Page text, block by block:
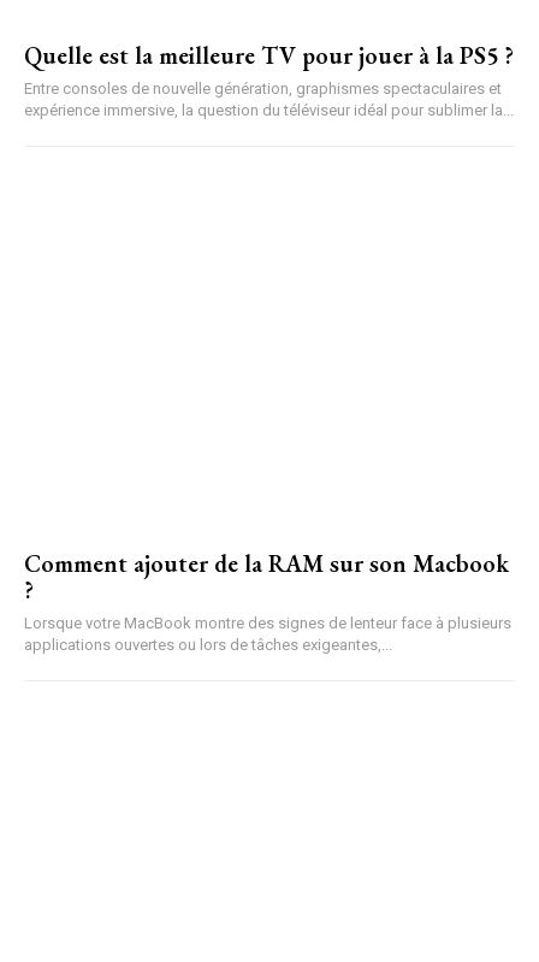
Quelle est la meilleure TV pour jouer à la PS5 ?
Entre consoles de nouvelle génération, graphismes spectaculaires et
expérience immersive, la question du téléviseur idéal pour sublimer la...
Comment ajouter de la RAM sur son Macbook
?
Lorsque votre MacBook montre des signes de lenteur face à plusieurs
applications ouvertes ou lors de tâches exigeantes,...